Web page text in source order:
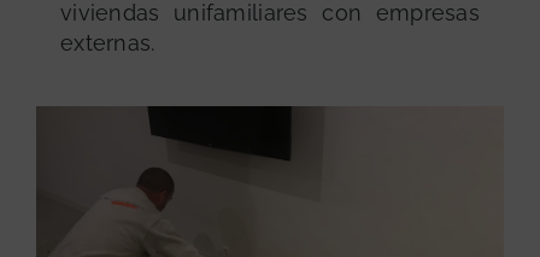
viviendas unifamiliares con empresas
externas.